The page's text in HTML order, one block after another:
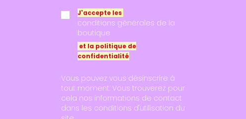
J'accepte les
conditions générales de la
boutique
et la politique de
confidentialité
Vous pouvez vous désinscrire à
tout moment. Vous trouverez pour
cela nos informations de contact
dans les conditions d'utilisation du